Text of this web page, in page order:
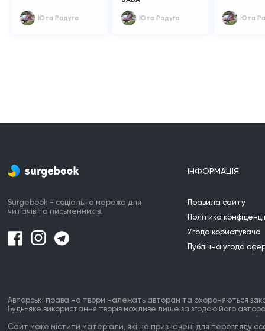
Юта Радуга Юта Радуга Юта
Surgebook - соціальна мережа для
читачів та письменників.
ІНФОРМАЦІЯ
Правила сайту
Політика
Угода користувача
Публічна угода
Авторські права на твори належать авторам та охороняються
Будь-яке використання творів можливе лише за згодою його
Сайт може містити матеріали, які не призначені для перегляду